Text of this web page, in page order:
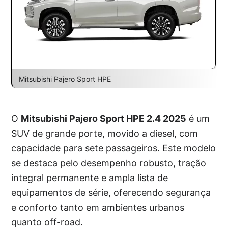
Mitsubishi Pajero Sport HPE
O Mitsubishi Pajero Sport HPE 2.4 2025 é um
SUV de grande porte, movido a diesel, com
capacidade para sete passageiros. Este modelo
se destaca pelo desempenho robusto, tração
integral permanente e ampla lista de
equipamentos de série, oferecendo segurança
e conforto tanto em ambientes urbanos
quanto off-road.